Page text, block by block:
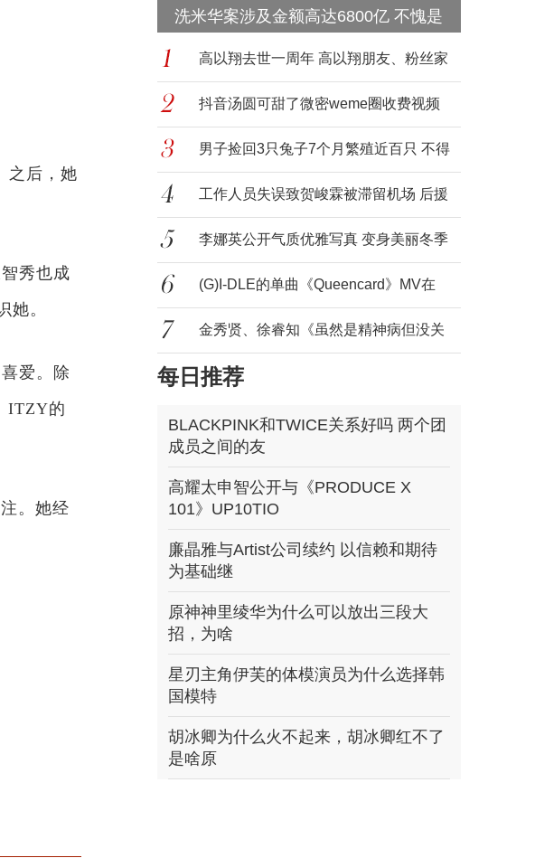
之后，她
秀也成
她。
爱。除
ITZY的
。她经
洗米华案涉及金额高达6800亿 不愧是
高以翔去世一周年 高以翔朋友、粉丝家
人等
抖音汤圆可甜了微密weme圈收费视频
写真照图
男子捡回3只兔子7个月繁殖近百只 不得
不佩
工作人员失误致贺峻霖被滞留机场 后援
会发
李娜英公开气质优雅写真 变身美丽冬季
女神
(G)I-DLE的单曲《Queencard》MV在
YouTube上
金秀贤、徐睿知《虽然是精神病但没关
系》新
每日推荐
BLACKPINK和TWICE关系好吗 两个团
成员之间的友
高耀太申智公开与《PRODUCE X
101》UP10TIO
廉晶雅与Artist公司续约 以信赖和期待
为基础继
原神神里绫华为什么可以放出三段大
招，为啥
星刃主角伊芙的体模演员为什么选择韩
国模特
胡冰卿为什么火不起来，胡冰卿红不了
是啥原